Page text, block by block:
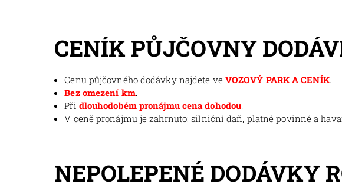
CENÍK PŮJČOVNY
Cenu půjčovného dodávky najdete ve VOZOVÝ PARK A CENÍK.
Bez omezení km.
Při dlouhodobém pronájmu cena dohodou.
V ceně pronájmu je zahrnuto: silniční daň, platné povinné a
NEPOLEPENÉ DODÁVKY